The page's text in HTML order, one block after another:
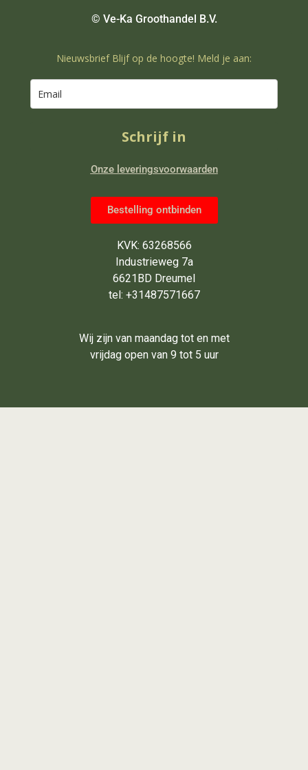
© Ve-Ka Groothandel B.V.
Nieuwsbrief Blijf op de hoogte! Meld je aan:
Schrijf in
Onze leveringsvoorwaarden
Bestelling ontbinden
KVK: 63268566
Industrieweg 7a
6621BD Dreumel
tel: +31487571667
Wij zijn van maandag tot en met
vrijdag open van 9 tot 5 uur